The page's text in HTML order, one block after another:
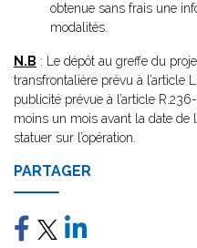
obtenue sans frais une
modalités.
N.B : Le dépôt au greffe du
transfrontalière prévu à l’article
publicité prévue à l’article
moins un mois avant la date de
statuer sur l’opération.
PARTAGER